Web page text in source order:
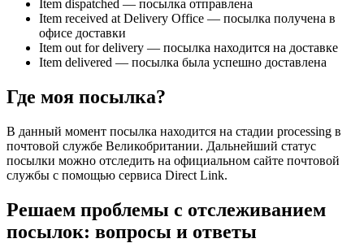
Item dispatched — посылка отправлена
Item received at Delivery Office — посылка получена в
офисе доставки
Item out for delivery — посылка находится на доставке
Item delivered — посылка была успешно доставлена
Где моя посылка?
В данный момент посылка находится на стадии processing в
почтовой службе Великобритании. Дальнейший статус
посылки можно отследить на официальном сайте почтовой
службы с помощью сервиса Direct Link.
Решаем проблемы с отслеживанием
посылок: вопросы и ответы